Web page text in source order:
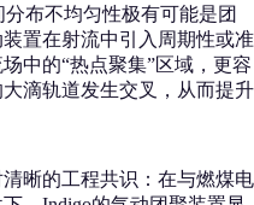
布不均匀性极有可能是团
置在射流中引入周期性或准
中的“热点聚集”区域，更容
滴轨道发生交叉，从而提升
晰的工程共识：在与燃煤电